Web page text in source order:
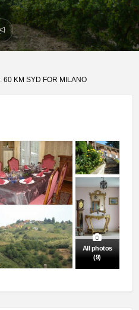
60 KM SYD FOR MILANO
All photos
(9)